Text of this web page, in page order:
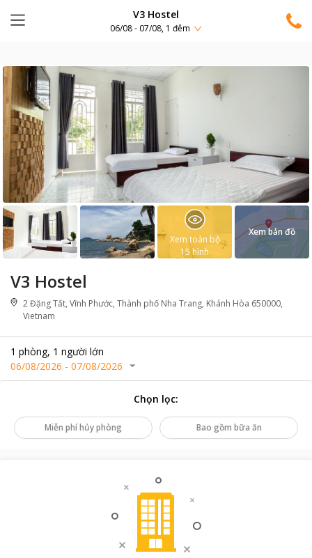
V3 Hostel
06/08 - 07/08, 1 đêm
V3 Hostel
2 Đặng Tất, Vĩnh Phước, Thành phố Nha Trang, Khánh Hòa 650000,
Vietnam
1 phòng, 1 người lớn
06/08/2026 - 07/08/2026
Xem toàn bộ
15 hình
Xem bản đồ
Chọn lọc:
Miễn phí hủy phòng Bao gồm bữa ăn